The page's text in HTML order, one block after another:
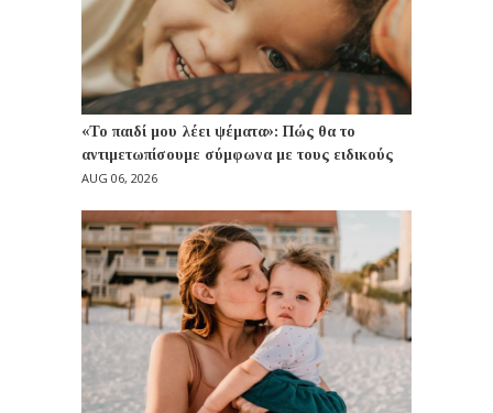
«Το παιδί μου λέει ψέματα»: Πώς θα το
αντιμετωπίσουμε σύμφωνα με τους ειδικούς
AUG 06, 2026